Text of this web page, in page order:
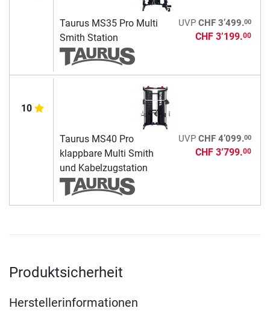
Taurus MS35 Pro Multi
Smith Station
UVP CHF 3’499.00
CHF 3’199.00
10
Taurus MS40 Pro
klappbare Multi Smith
und Kabelzugstation
UVP CHF 4’099.00
CHF 3’799.00
Produktsicherheit
Herstellerinformationen